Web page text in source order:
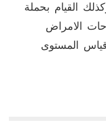
القيام بحملة
الامراض
المستوى